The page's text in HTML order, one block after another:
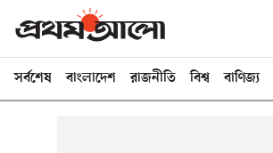
সর্বশেষ বাংলাদেশ রাজনীতি বিশ্ব বাণিজ্য